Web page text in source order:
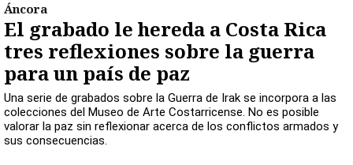
Áncora
El grabado le hereda a Costa Rica
tres reflexiones sobre la guerra
para un país de paz
Una serie de grabados sobre la Guerra de Irak se incorpora a las
colecciones del Museo de Arte Costarricense. No es posible
valorar la paz sin reflexionar acerca de los conflictos armados y
sus consecuencias.